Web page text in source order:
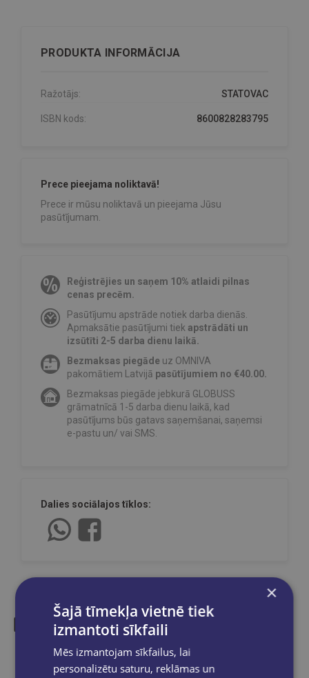
PRODUKTA INFORMĀCIJA
Ražotājs: STATOVAC
ISBN kods: 8600828283795
Prece pieejama noliktavā!
Prece ir mūsu noliktavā un pieejama Jūsu
pasūtījumam.
Reģistrējies un saņem 10% atlaidi pilnas
cenas precēm.
Pasūtījumu apstrāde notiek darba dienās.
Apmaksātie pasūtījumi tiek apstrādāti un
izsūtīti 2-5 darba dienu laikā.
Bezmaksas piegāde uz OMNIVA
pakomātiem Latvijā pasūtījumiem no €40.00.
Bezmaksas piegāde jebkurā GLOBUSS
grāmatnīcā 1-5 darba dienu laikā, kad
pasūtījums būs gatavs saņemšanai, saņemsi
e-pastu un/ vai SMS.
Dalies sociālajos tīklos:
Līdzīgas preces
×
Šajā tīmekļa vietnē tiek
izmantoti sīkfaili
Mēs izmantojam sīkfailus, lai
personalizētu saturu, reklāmas un